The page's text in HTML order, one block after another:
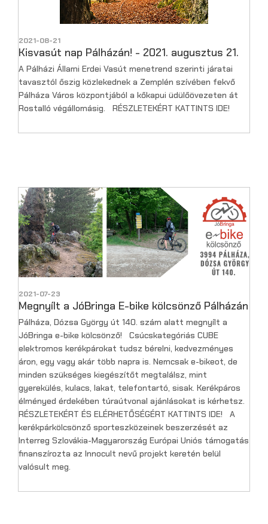
2021-08-21
Kisvasút nap Pálházán! - 2021. augusztus 21.
A Pálházi Állami Erdei Vasút menetrend szerinti járatai
tavasztól őszig közlekednek a Zemplén szívében fekvő
Pálháza Város központjából a kőkapui üdülőövezeten át
Rostalló végállomásig. RÉSZLETEKÉRT KATTINTS IDE!
2021-07-23
Megnyílt a JóBringa E-bike kölcsönző Pálházán
Pálháza, Dózsa György út 140. szám alatt megnyílt a
JóBringa e-bike kölcsönző! Csúcskategóriás CUBE
elektromos kerékpárokat tudsz bérelni, kedvezményes
áron, egy vagy akár több napra is. Nemcsak e-bikeot, de
minden szükséges kiegészítőt megtalálsz, mint
gyerekülés, kulacs, lakat, telefontartó, sisak. Kerékpáros
élményed érdekében túraútvonal ajánlásokat is kérhetsz.
RÉSZLETEKÉRT ÉS ELÉRHETŐSÉGÉRT KATTINTS IDE! A
kerékpárkölcsönző sporteszközeinek beszerzését az
Interreg Szlovákia-Magyarország Európai Uniós támogatás
finanszírozta az Innocult nevű projekt keretén belül
valósult meg.